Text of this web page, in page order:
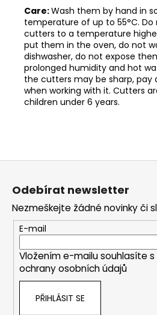
Care:Wash them by hand in
temperature of up to 55°C.
cutters to a temperature
put them in the oven, do not
dishwasher, do not expose
prolonged humidity and hot
the cutters may be sharp,
when working with it. Cutters
children under 6 years.
Z
Odebírat newsletter
Nezmeškejte žádné novinky či
E-mail
Vložením e-mailu souhlasíte s
ochrany osobních údajů
PŘIHLÁSIT SE